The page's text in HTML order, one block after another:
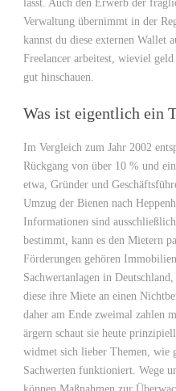
lässt. Auch den Erwerb der
Verwaltung übernimmt in der
kannst du diese externen Wallet
Freelancer arbeitest, wieviel
gut hinschauen.
Was ist eigentlich ein
Im Vergleich zum Jahr 2002
Rückgang von über 10 % und
etwa, Gründer und
Umzug der Bienen nach
Informationen sind
bestimmt, kann es den Mietern
Förderungen gehören
Sachwertanlagen in
diese ihre Miete an einen
daher am Ende zweimal zahlen
ärgern schaut sie heute
widmet sich lieber Themen, wie
Sachwerten funktioniert. Wege